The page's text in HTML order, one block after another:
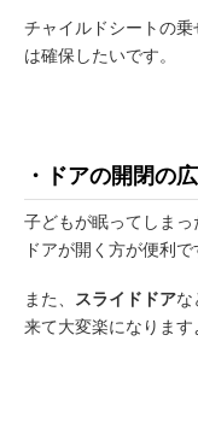
チャイルドシートの
は確保したいです。
・ドアの開閉の
子どもが眠ってしまっ
ドアが開く方が便利で
また、 スライドドアな
来て大変楽になります